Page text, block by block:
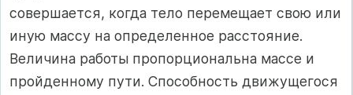
совершается, когда тело перемещает свою или
иную массу на определенное расстояние.
Величина работы пропорциональна массе и
пройденному пути. Способность движущегося